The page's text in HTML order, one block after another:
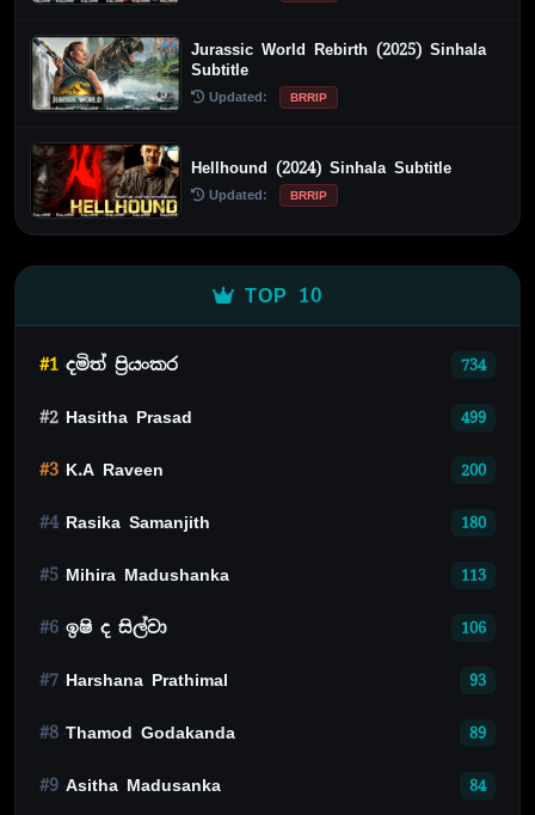
Jurassic World Rebirth (2025) Sinhala
Subtitle
Updated: BRRIP
Hellhound (2024) Sinhala Subtitle
Updated: BRRIP
TOP 10
#1 දමිත් ප්‍රියංකර 734
#2 Hasitha Prasad 499
#3 K.A Raveen 200
#4 Rasika Samanjith 180
#5 Mihira Madushanka 113
#6 ඉෂි ද සිල්වා 106
#7 Harshana Prathimal 93
#8 Thamod Godakanda 89
#9 Asitha Madusanka 84